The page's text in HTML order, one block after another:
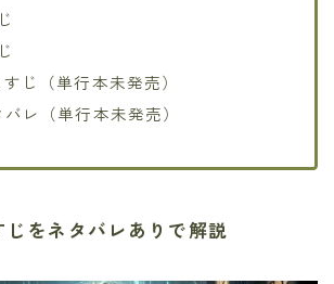
じ（単行本未発売）
レ（単行本未発売）
をネタバレありで解説